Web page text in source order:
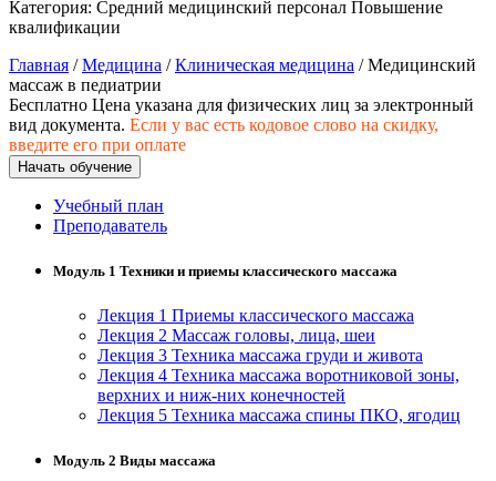
Управление административно-
хозяйственной деятельностью
Техника-технологии
Прикладная геология, горное дело,
транспорта
Техника и технологии строительства
Ядерная энергетика и технологии
Культура и спорт
Физкультура и спорт
Категория: Средний медицинский персонал Повышение
квалификации
Главная /Медицина /Клиническая медицина / Медицинский
массаж в педиатрии
Бесплатно Цена указана для физических лиц за электронный
вид документа. Если у вас есть кодовое слово на скидку,
введите его при оплате
Начать обучение
Учебный план
Преподаватель
Модуль 1 Техники и приемы классического массажа
Лекция 1 Приемы классического массажа
Лекция 2 Массаж головы, лица, шеи
Лекция 3 Техника массажа груди и живота
Лекция 4 Техника массажа воротниковой зоны,
верхних и ниж-них конечностей
Лекция 5 Техника массажа спины ПКО, ягодиц
Модуль 2 Виды массажа